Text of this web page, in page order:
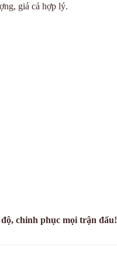
giá cả hợp lý.
chinh phục mọi trận đấu!